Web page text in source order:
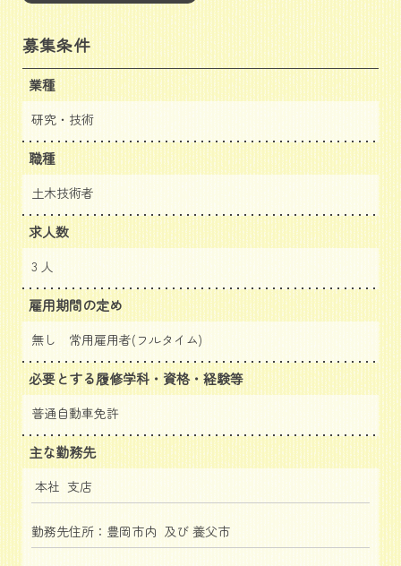
募集条件
業種
研究・技術
職種
土木技術者
求人数
3 人
雇用期間の定め
無し 常用雇用者(フルタイム)
必要とする履修学科・資格・経験等
普通自動車免許
主な勤務先
本社 支店
勤務先住所：豊岡市内 及び 養父市